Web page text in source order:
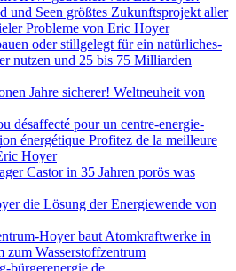
und Seen größtes Zukunftsprojekt aller
Probleme von Eric Hoyer
oder stillgelegt für ein natürliches-
nutzen und 25 bis 75 Milliarden
Jahre sicherer! Weltneuheit von
désaffecté pour un centre-energie-
énergétique Profitez de la meilleure
Hoyer
Castor in 35 Jahren porös was
die Lösung der Energiewende von
Hoyer baut Atomkraftwerke in
zum Wasserstoffzentrum
bürgerenergie.de